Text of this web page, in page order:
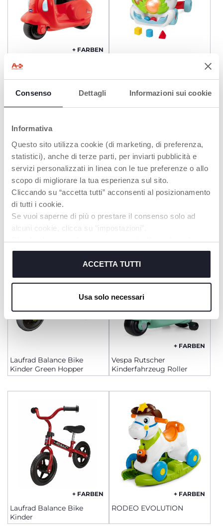
Consenso Dettagli Informazioni sui cookie
Informativa
Questo sito utilizza cookie (di marketing, di preferenza,
statistici), anche di terze parti, per inviarti pubblicità e
servizi personalizzati in linea con le tue preferenze o allo
scopo di migliorare la tua esperienza sul sito.
Cliccando su “accetta tutti” acconsenti al posizionamento
di tutti i cookie.
Se vuoi saperne di più o prestare il consenso solo ad
alcuni cookie, clicca su "impostazioni".
Chiudendo questo banner acconsenti all’uso dei soli
cookie tecnici, indispensabili per fruire del servizio
ACCETTA TUTTI
Usa solo necessari
+ FARBEN
Vespa Rutscher
Kinderfahrzeug Roller
Kinder Dreirad U-Go
4in1 Mitwachsendes
Dreirad mit Schiebestange
und Dach
Laufrad Balance Bike
Kinder Green Hopper
+ FARBEN
Vespa Rutscher
Kinderfahrzeug Roller
+ FARBEN
Laufrad Balance Bike
Kinder
+ FARBEN
RODEO EVOLUTION